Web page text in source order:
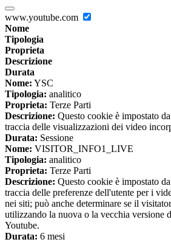
www.youtube.com
Nome
Tipologia
Proprieta
Descrizione
Durata
Nome: YSC
Tipologia: analitico
Proprieta: Terze Parti
Descrizione: Questo cookie è impostato
traccia delle visualizzazioni dei video
Durata: Sessione
Nome: VISITOR_INFO1_LIVE
Tipologia: analitico
Proprieta: Terze Parti
Descrizione: Questo cookie è impostato
traccia delle preferenze dell'utente per i
nei siti; può anche determinare se il
utilizzando la nuova o la vecchia versione
Youtube.
Durata: 6 mesi